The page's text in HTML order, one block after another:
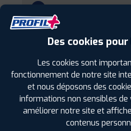
PROFIL PLUSGUIPAVAS
2 RUE JULES JANSSEN Z.A.C. DE
0298023866
HORAIRES | +D'INFOS
Des cookies
Les cookies sont
fonctionnement de notre site
et nous déposons des
informations non sensibles
améliorer notre site et
contenus